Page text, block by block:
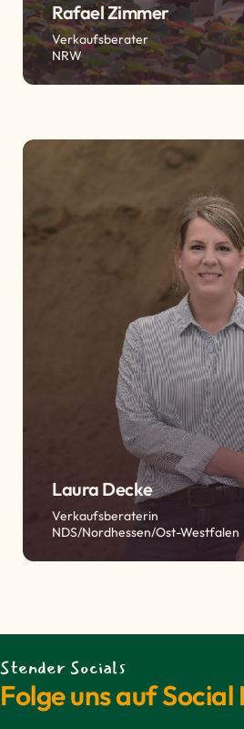
Rafael Zimmer
Verkaufsberater
NRW
Laura Decke
Verkaufsberaterin
NDS/Nordhessen/Ost-Westfalen
Stender Socials
Folge uns auf Social